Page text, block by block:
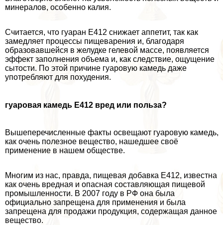
минералов, особенно калия.
Считается, что гуаран Е412 снижает аппетит, так как
замедляет процессы пищеварения и, благодаря
образовавшейся в желудке гелевой массе, появляется
эффект заполнения объема и, как следствие, ощущение
сытости. По этой причине гуаровую камедь даже
употрeбляют для похудения.
гуаровая камедь Е412 вред или польза?
Вышеперечисленные факты освещают гуаровую камедь,
как очень полезное вещество, нашедшее своё
применение в нашем обществе.
Многим из нас, правда, пищевая добавка Е412, известна
как очень вредная и опасная составляющая пищевой
промышленности. В 2007 году в РФ она была
официально запрещена для применения и была
запрещена для продажи продукция, содержащая данное
вещество.